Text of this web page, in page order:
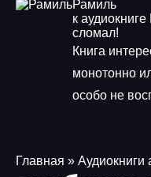
Рамиль
к
сломал!
Книга
монотонно
особо не
Главная » Аудиокниги